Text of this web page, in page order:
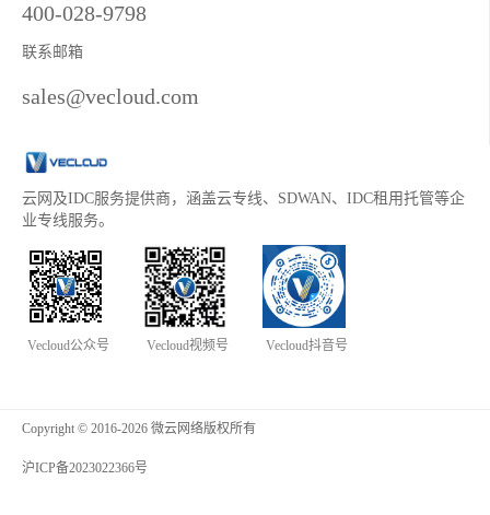
400-028-9798
联系邮箱
sales@vecloud.com
云网及IDC服务提供商，涵盖云专线、SDWAN、IDC租用托管等企
业专线服务。
Vecloud公众号 Vecloud视频号 Vecloud抖音号
Copyright © 2016-2026 微云网络版权所有
沪ICP备2023022366号